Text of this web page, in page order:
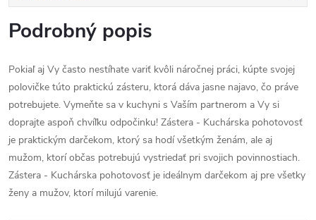
Podrobný popis
Pokiaľ aj Vy často nestíhate variť kvôli náročnej práci, kúpte svojej
polovičke túto praktickú zásteru, ktorá dáva jasne najavo, čo práve
potrebujete. Vymeňte sa v kuchyni s Vaším partnerom a Vy si
doprajte aspoň chvíľku odpočinku! Zástera - Kuchárska pohotovosť
je praktickým darčekom, ktorý sa hodí všetkým ženám, ale aj
mužom, ktorí občas potrebujú vystriedať pri svojich povinnostiach.
Zástera - Kuchárska pohotovosť je ideálnym darčekom aj pre všetky
ženy a mužov, ktorí milujú varenie.